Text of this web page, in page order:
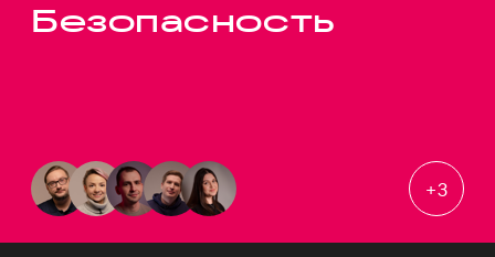
Безопасность
+3